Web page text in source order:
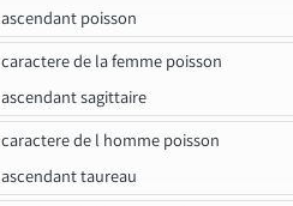
ascendant poisson
caractere de la femme poisson
ascendant sagittaire
caractere de l homme poisson
ascendant taureau